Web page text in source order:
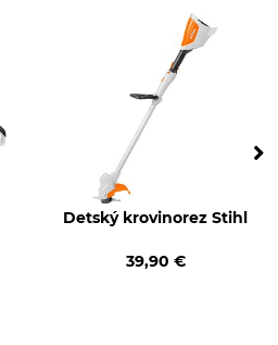
Detský krovinorez Stihl
39,90 €